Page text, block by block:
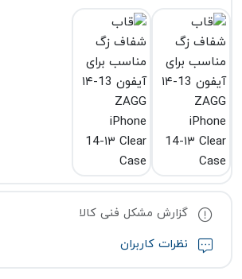
گزارش مشکل فنی کالا
نظرات کاربران